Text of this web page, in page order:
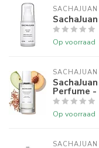
SACHAJUAN
Op voorraad
SACHAJUAN
Perfume
Op voorraad
SACHAJUAN